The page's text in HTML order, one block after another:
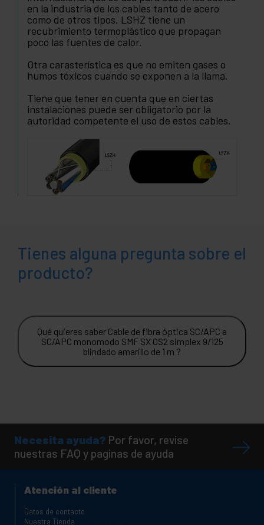
en la industria de los cables tanto de acero
como de otros tipos. LSHZ tiene un
recubrimiento termoplástico que propagan
poco las fuentes de calor.
Otra carasterística es que no emiten gases o
humos tóxicos cuando se exponen a la llama.
Tiene que tener en cuenta que en ciertas
instalaciones puede ser obligatorio por la
autoridad competente el uso de estos cables.
Tienes alguna pregunta sobre el
producto?
Qué quieres saber Cable de fibra óptica SC/APC a
SC/APC monomodo SMF SX OS2 simplex 9/125
blindado amarillo de 1 m ?
Necesita ayuda? Por favor, revise
nuestras FAQ y paginas de ayuda
Atención al cliente
Datos de contacto
Nuestra Tienda